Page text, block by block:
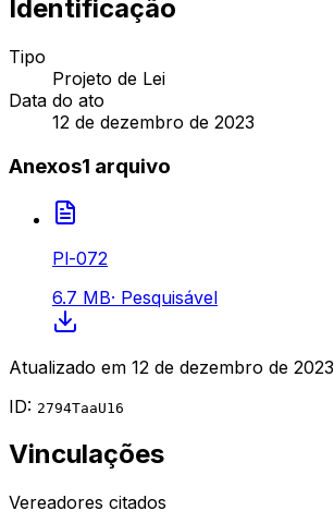
Identificação
Tipo
Projeto de Lei
Data do ato
12 de dezembro de 2023
Anexos1 arquivo
Pl-072
6.7 MB· Pesquisável
Atualizado em 12 de dezembro de 2023
ID: 2794TaaU16
Vinculações
Vereadores citados